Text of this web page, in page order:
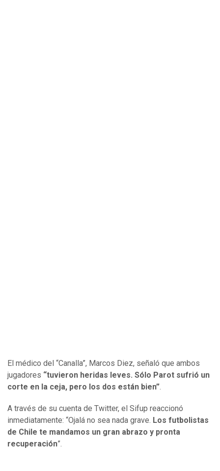
El médico del “Canalla”, Marcos Diez, señaló que ambos
jugadores “tuvieron heridas leves. Sólo Parot sufrió un
corte en la ceja, pero los dos están bien”
A través de su cuenta de Twitter, el Sifup reaccionó
inmediatamente: “Ojalá no sea nada grave. Los futbolistas
de Chile te mandamos un gran abrazo y pronta
recuperación”.